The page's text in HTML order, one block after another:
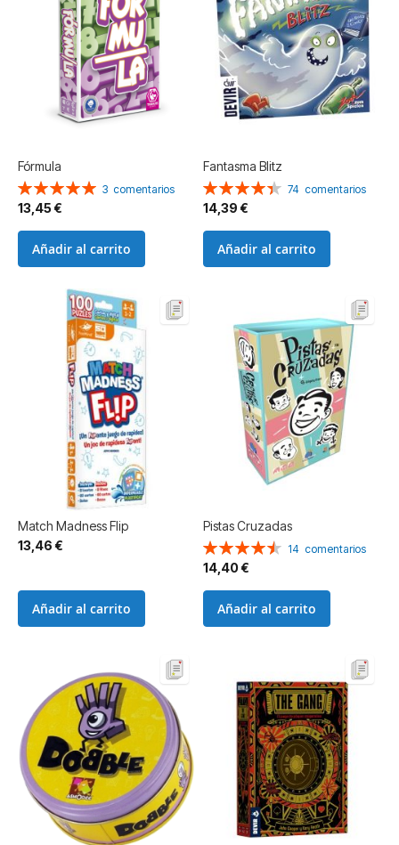
Fórmula
Valoración:
100%
3 comentarios
13,45 €
Añadir al carrito
Fantasma Blitz
Valoración:
88%
74 comentarios
14,39 €
Añadir al carrito
Match Madness Flip
13,46 €
Añadir al carrito
Pistas Cruzadas
Valoración:
91%
14 comentarios
14,40 €
Añadir al carrito